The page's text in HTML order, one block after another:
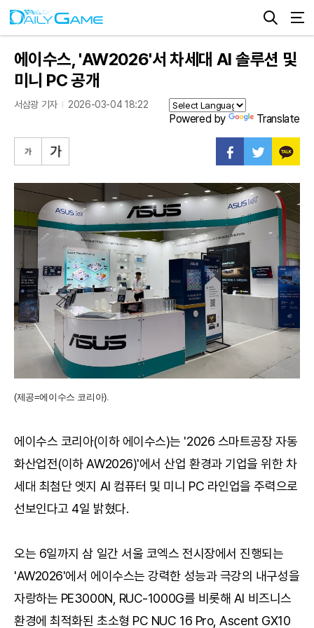
에이수스, 'AW2026'서 차세대 AI 솔루션 및
미니 PC 공개
서삼광 기자 2026-03-04 18:22
Powered by Translate
(제공=에이수스 코리아).
에이수스 코리아(이하 에이수스)는 '2026 스마트공장 자동
화산업전(이하 AW2026)'에서 산업 환경과 기업을 위한 차
세대 최첨단 엣지 AI 컴퓨터 및 미니 PC 라인업을 주력으로
선보인다고 4일 밝혔다.
오는 6일까지 삼 일간 서울 코엑스 전시장에서 진행되는
'AW2026'에서 에이수스는 강력한 성능과 극강의 내구성을
자랑하는 PE3000N, RUC-1000G를 비롯해 AI 비즈니스
환경에 최적화된 초소형 PC NUC 16 Pro, Ascent GX10